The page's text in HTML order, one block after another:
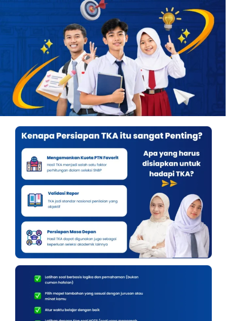
OUR PROGRAM
REGISTRATION
CONTACT US